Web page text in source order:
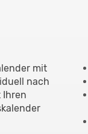
mit
nach
Ihren